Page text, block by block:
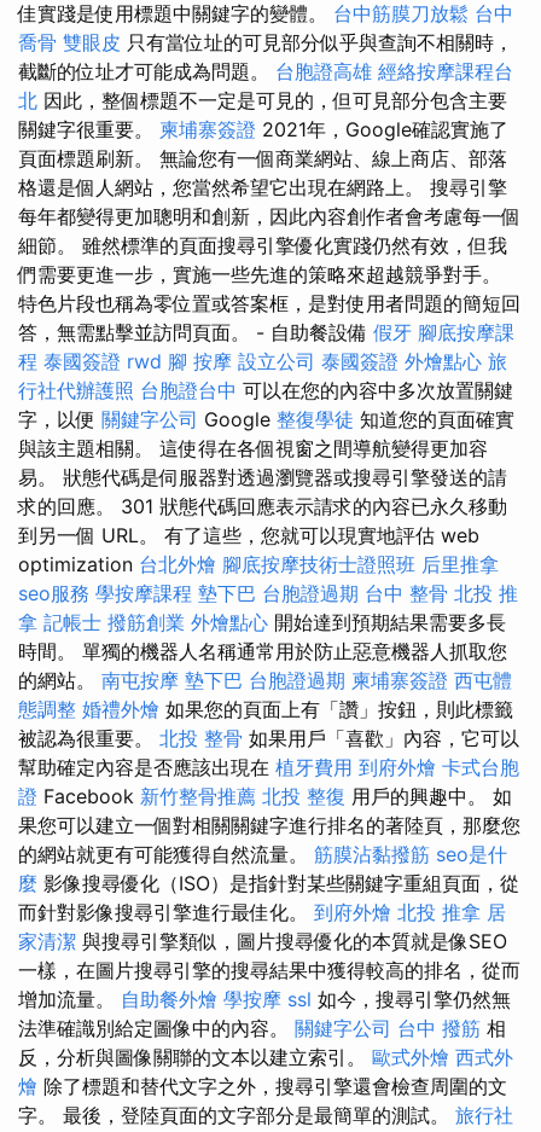
佳實踐是使用標題中關鍵字的變體。 台中筋膜刀放鬆 台中
喬骨 雙眼皮 只有當位址的可見部分似乎與查詢不相關時，
截斷的位址才可能成為問題。 台胞證高雄 經絡按摩課程台
北 因此，整個標題不一定是可見的，但可見部分包含主要
關鍵字很重要。 柬埔寨簽證 2021年，Google確認實施了
頁面標題刷新。 無論您有一個商業網站、線上商店、部落
格還是個人網站，您當然希望它出現在網路上。 搜尋引擎
每年都變得更加聰明和創新，因此內容創作者會考慮每一個
細節。 雖然標準的頁面搜尋引擎優化實踐仍然有效，但我
們需要更進一步，實施一些先進的策略來超越競爭對手。
特色片段也稱為零位置或答案框，是對使用者問題的簡短回
答，無需點擊並訪問頁面。 - 自助餐設備 假牙 腳底按摩課
程 泰國簽證 rwd 腳 按摩 設立公司 泰國簽證 外燴點心 旅
行社代辦護照 台胞證台中 可以在您的內容中多次放置關鍵
字，以便 關鍵字公司 Google 整復學徒 知道您的頁面確實
與該主題相關。 這使得在各個視窗之間導航變得更加容
易。 狀態代碼是伺服器對透過瀏覽器或搜尋引擎發送的請
求的回應。 301 狀態代碼回應表示請求的內容已永久移動
到另一個 URL。 有了這些，您就可以現實地評估 web
optimization 台北外燴 腳底按摩技術士證照班 后里推拿
seo服務 學按摩課程 墊下巴 台胞證過期 台中 整骨 北投 推
拿 記帳士 撥筋創業 外燴點心 開始達到預期結果需要多長
時間。 單獨的機器人名稱通常用於防止惡意機器人抓取您
的網站。 南屯按摩 墊下巴 台胞證過期 柬埔寨簽證 西屯體
態調整 婚禮外燴 如果您的頁面上有「讚」按鈕，則此標籤
被認為很重要。 北投 整骨 如果用戶「喜歡」內容，它可以
幫助確定內容是否應該出現在 植牙費用 到府外燴 卡式台胞
證 Facebook 新竹整骨推薦 北投 整復 用戶的興趣中。 如
果您可以建立一個對相關關鍵字進行排名的著陸頁，那麼您
的網站就更有可能獲得自然流量。 筋膜沾黏撥筋 seo是什
麼 影像搜尋優化（ISO）是指針對某些關鍵字重組頁面，從
而針對影像搜尋引擎進行最佳化。 到府外燴 北投 推拿 居
家清潔 與搜尋引擎類似，圖片搜尋優化的本質就是像SEO
一樣，在圖片搜尋引擎的搜尋結果中獲得較高的排名，從而
增加流量。 自助餐外燴 學按摩 ssl 如今，搜尋引擎仍然無
法準確識別給定圖像中的內容。 關鍵字公司 台中 撥筋 相
反，分析與圖像關聯的文本以建立索引。 歐式外燴 西式外
燴 除了標題和替代文字之外，搜尋引擎還會檢查周圍的文
字。 最後，登陸頁面的文字部分是最簡單的測試。 旅行社